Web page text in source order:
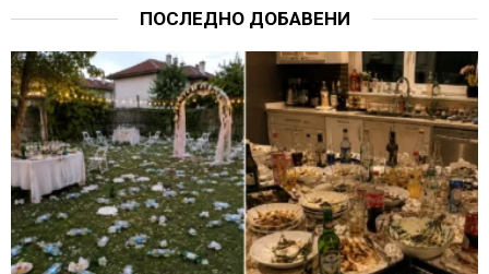
ПОСЛЕДНО ДОБАВЕНИ